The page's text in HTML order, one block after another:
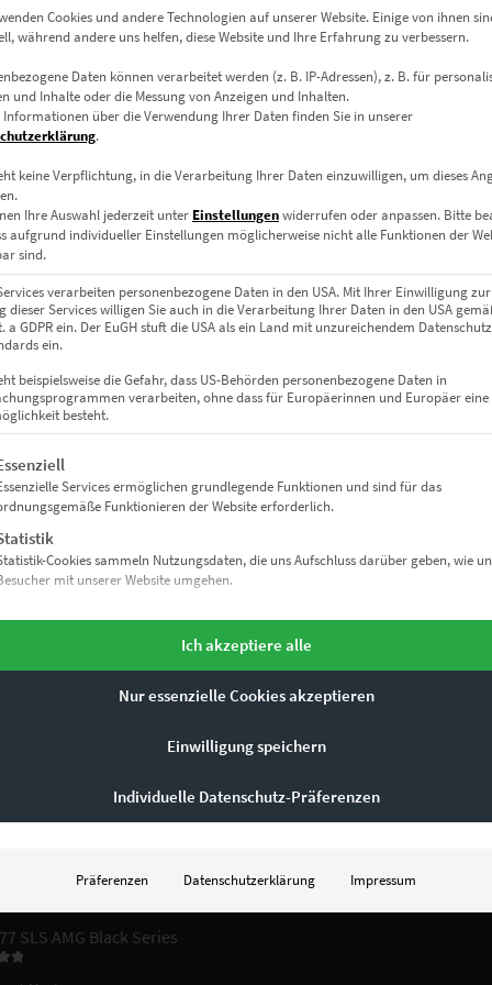
gesetzliche Mehrwertsteuer und sonstige Preisbestandteile.
die Lieferung innerhalb Deutschlands einen Pauschalbetrag.
werden Ihnen im Warenkorbsystem und auf der
Da die Mehrwertsteuer auf die
erworben werden (z.B. bei Erwerb von
kann. Sie kann dabei jedoch nicht höher, sondern nur zu
ZURÜCK NACH OBEN
PRODUKTE
Moby Dick Vol II
ca. 10 Werktage
SLS AMG Black Series
Cookies und andere Technologien auf unserer Website. Einige von ihnen
während andere uns helfen, diese Website und Ihre Erfahrung zu verbessern.
Daten können verarbeitet werden (z. B. IP-Adressen), z. B. für
und Inhalte oder die Messung von Anzeigen und Inhalten.
Informationen über die Verwendung Ihrer Daten finden Sie in unserer
.
keine Verpflichtung, in die Verarbeitung Ihrer Daten einzuwilligen, um dieses
Ihre Auswahl jederzeit unter Einstellungenwiderrufen oder anpassen. Bitte
aufgrund individueller Einstellungen möglicherweise nicht alle Funktionen der
sind.
verarbeiten personenbezogene Daten in den USA. Mit Ihrer Einwilligung zur
dieser Services willigen Sie auch in die Verarbeitung Ihrer Daten in den USA
a GDPR ein. Der EuGH stuft die USA als ein Land mit unzureichendem
ein.
beispielsweise die Gefahr, dass US-Behörden personenbezogene Daten in
verarbeiten, ohne dass für Europäerinnen und Europäer eine
besteht.
eine Liste der Service-Gruppen, für die eine Einwilligung
Services ermöglichen grundlegende Funktionen und sind für das
Funktionieren der Website erforderlich.
Cookies sammeln Nutzungsdaten, die uns Aufschluss darüber geben, wie
mit unserer Website umgehen.
Marketing Services werden von Drittanbietern oder Herausgebern genutzt, um
personalisierte Werbung anzuzeigen. Sie tun dies, indem sie Besucher über Websites
verfolgen.
blockiert. Wenn externe Services akzeptiert werden, ist für den Zugriff auf diese
Ich akzeptiere alle
Nur essenzielle Cookies akzeptieren
Einwilligung speichern
Individuelle Datenschutz-Präferenzen
Präferenzen Datenschutzerklärung Impressum